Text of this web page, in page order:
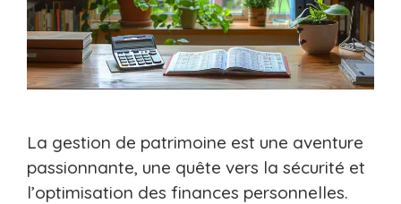
La gestion de patrimoine est une aventure
passionnante, une quête vers la sécurité et
l’optimisation des finances personnelles.